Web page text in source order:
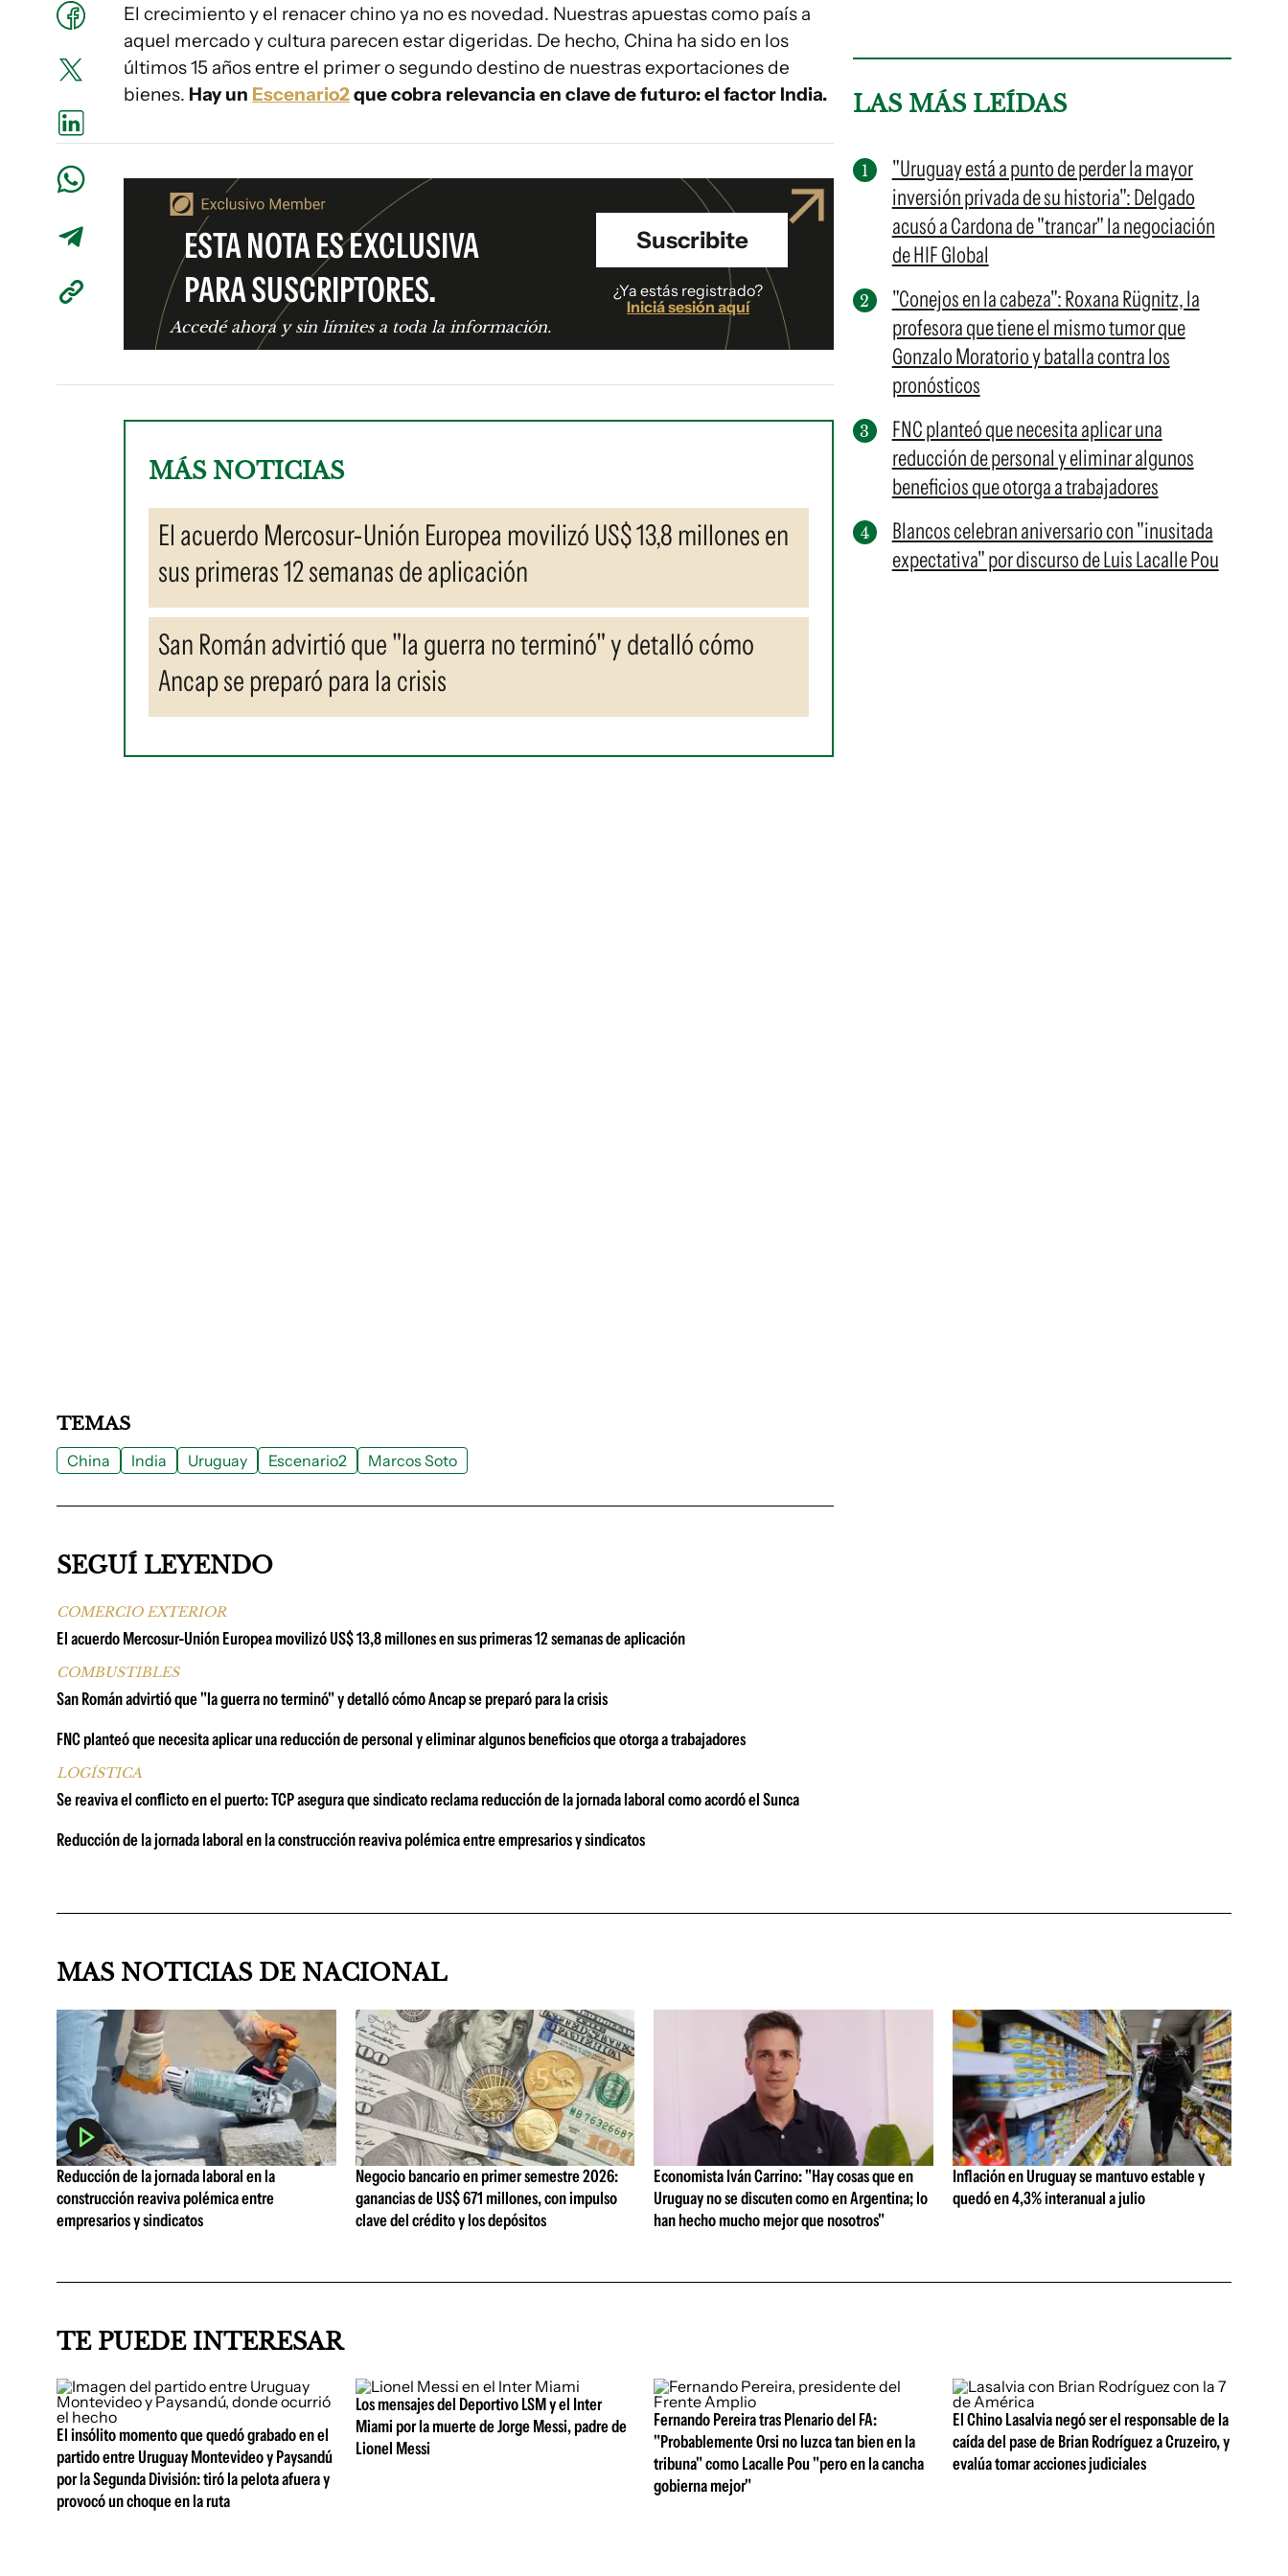
El crecimiento y el renacer chino ya no es novedad. Nuestras apuestas como país a
aquel mercado y cultura parecen estar digeridas. De hecho, China ha sido en los
últimos 15 años entre el primer o segundo destino de nuestras exportaciones de
bienes. Hay un Escenario2que cobra relevancia en clave de futuro: el factor India.
ESTA NOTA ES EXCLUSIVA
PARA SUSCRIPTORES.
Accedé ahora y sin límites a toda la información.
Suscribite
¿Ya estás registrado?
Iniciá sesión aquí
MÁS NOTICIAS
El acuerdo Mercosur-Unión Europea movilizó US$ 13,8 millones en
sus primeras 12 semanas de aplicación
San Román advirtió que "la guerra no terminó" y detalló cómo
Ancap se preparó para la crisis
LAS MÁS LEÍDAS
"Uruguay está a punto de perder la mayor
inversión privada de su historia": Delgado
acusó a Cardona de "trancar" la negociación
de HIF Global
"Conejos en la cabeza": Roxana Rügnitz, la
profesora que tiene el mismo tumor que
Gonzalo Moratorio y batalla contra los
pronósticos
FNC planteó que necesita aplicar una
reducción de personal y eliminar algunos
beneficios que otorga a trabajadores
Blancos celebran aniversario con "inusitada
expectativa" por discurso de Luis Lacalle Pou
TEMAS
China India Uruguay Escenario2 Marcos Soto
SEGUÍ LEYENDO
COMERCIO EXTERIOR
El acuerdo Mercosur-Unión Europea movilizó US$ 13,8 millones en sus primeras 12 semanas de aplicación
COMBUSTIBLES
San Román advirtió que "la guerra no terminó" y detalló cómo Ancap se preparó para la crisis
FNC planteó que necesita aplicar una reducción de personal y eliminar algunos beneficios que otorga a trabajadores
LOGÍSTICA
Se reaviva el conflicto en el puerto: TCP asegura que sindicato reclama reducción de la jornada laboral como acordó el Sunca
Reducción de la jornada laboral en la construcción reaviva polémica entre empresarios y sindicatos
MAS NOTICIAS DE NACIONAL
Reducción de la jornada laboral en la
construcción reaviva polémica entre
empresarios y sindicatos
Negocio bancario en primer semestre 2026:
ganancias de US$ 671 millones, con impulso
clave del crédito y los depósitos
Economista Iván Carrino: "Hay cosas que en
Uruguay no se discuten como en Argentina; lo
han hecho mucho mejor que nosotros"
Inflación en Uruguay se mantuvo estable y
quedó en 4,3% interanual a julio
TE PUEDE INTERESAR
El insólito momento que quedó grabado en el
partido entre Uruguay Montevideo y Paysandú
por la Segunda División: tiró la pelota afuera y
provocó un choque en la ruta
Los mensajes del Deportivo LSM y el Inter
Miami por la muerte de Jorge Messi, padre de
Lionel Messi
Fernando Pereira tras Plenario del FA:
"Probablemente Orsi no luzca tan bien en la
tribuna" como Lacalle Pou "pero en la cancha
gobierna mejor"
El Chino Lasalvia negó ser el responsable de la
caída del pase de Brian Rodríguez a Cruzeiro, y
evalúa tomar acciones judiciales